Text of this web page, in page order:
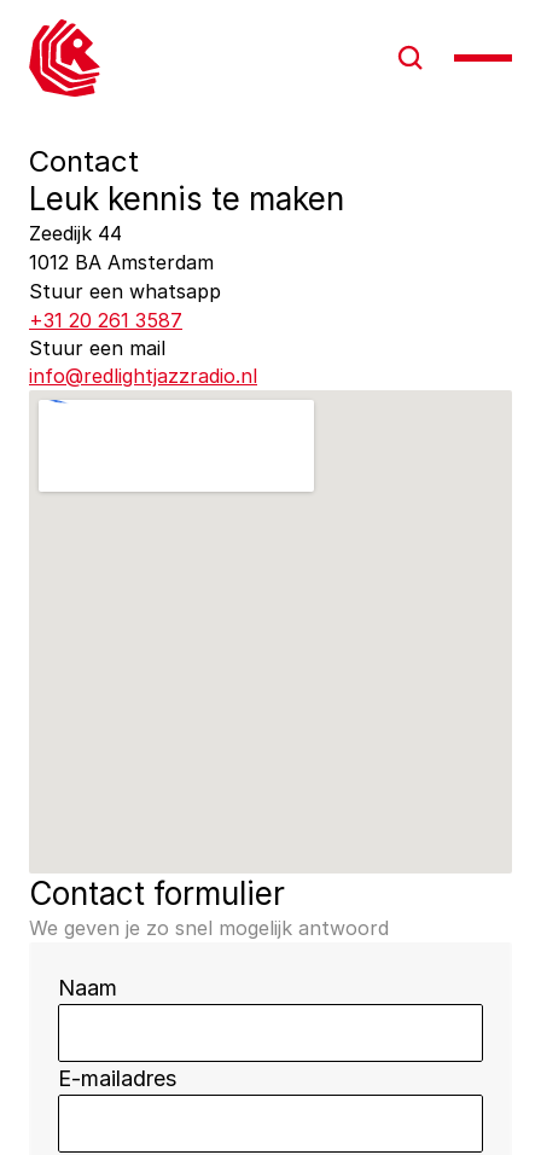
Contact
Leuk kennis te maken
Zeedijk 44
1012 BA Amsterdam
Stuur een whatsapp
+31 20 261 3587
Stuur een mail
info@redlightjazzradio.nl
Contact formulier
We geven je zo snel mogelijk antwoord
Naam
E-mailadres